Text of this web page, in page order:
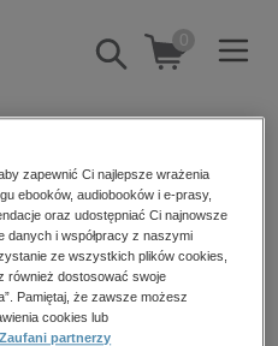
Pokaż/schowaj
wyszukiwarkę
0
wnętrz
gospodarka
zapewnić Ci najlepsze wrażenia
ebooków, audiobooków i e-prasy,
oraz udostępniać Ci najnowsze
danych i współpracy z naszymi
ze wszystkich plików cookies,
również dostosować swoje
Pamiętaj, że zawsze możesz
cookies lub
Zaufani partnerzy